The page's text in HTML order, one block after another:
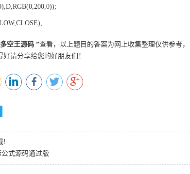
多空王源码 ”查看，以上题目的答案为网上收集整理仅供参考，
请分享给您的好朋友们！
!
式源码通过版